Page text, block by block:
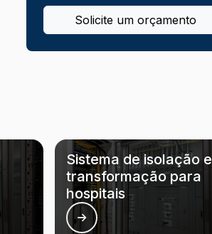
Instaladoras hidráulicas e elétricas
Instalação de banco de capacitor
Instalação de spda
Instalação de ups para data center
Instalação e adequação spda
Solicite um orçamento
Sistema de isolação e
transformação para
hospitais